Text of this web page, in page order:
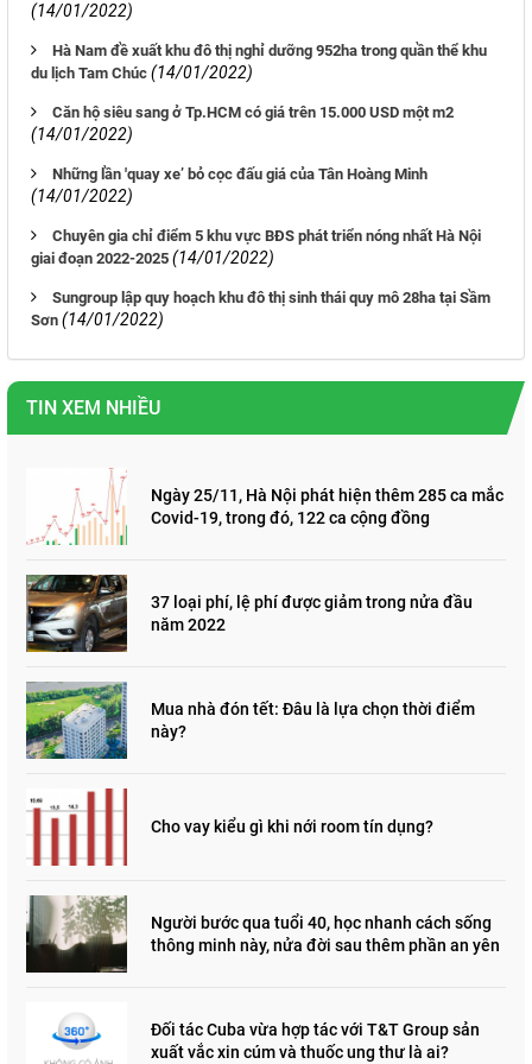
(14/01/2022)
Hà Nam đề xuất khu đô thị nghỉ dưỡng 952ha trong quần thể khu
du lịch Tam Chúc (14/01/2022)
Căn hộ siêu sang ở Tp.HCM có giá trên 15.000 USD một m2
(14/01/2022)
Những lần 'quay xe’ bỏ cọc đấu giá của Tân Hoàng Minh
(14/01/2022)
Chuyên gia chỉ điểm 5 khu vực BĐS phát triển nóng nhất Hà Nội
giai đoạn 2022-2025 (14/01/2022)
Sungroup lập quy hoạch khu đô thị sinh thái quy mô 28ha tại Sầm
Sơn (14/01/2022)
TIN XEM NHIỀU
Ngày 25/11, Hà Nội phát hiện thêm 285 ca mắc
Covid-19, trong đó, 122 ca cộng đồng
37 loại phí, lệ phí được giảm trong nửa đầu
năm 2022
Mua nhà đón tết: Đâu là lựa chọn thời điểm
này?
Cho vay kiểu gì khi nới room tín dụng?
Người bước qua tuổi 40, học nhanh cách sống
thông minh này, nửa đời sau thêm phần an yên
Đối tác Cuba vừa hợp tác với T&T Group sản
xuất vắc xin cúm và thuốc ung thư là ai?